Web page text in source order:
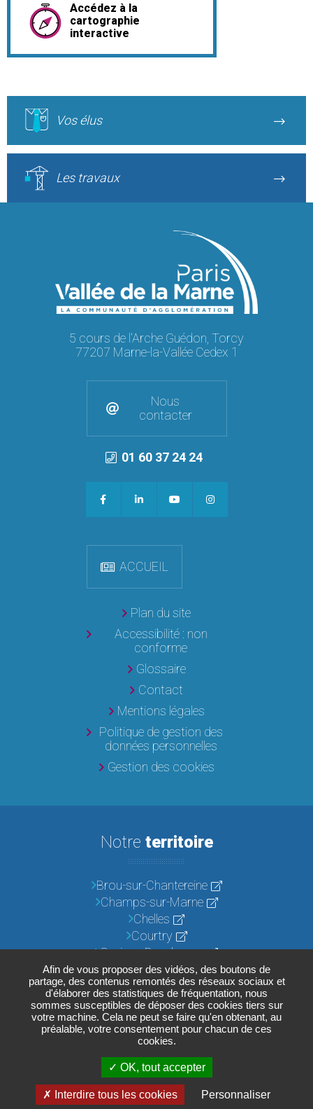
Afin de vous proposer des vidéos, des boutons de
partage, des contenus remontés des réseaux sociaux et
d'élaborer des statistiques de fréquentation, nous
sommes susceptibles de déposer des cookies tiers sur
votre machine. Cela ne peut se faire qu'en obtenant, au
préalable, votre consentement pour chacun de ces
cookies.
OK, tout accepter
Interdire tous les cookies Personnaliser
Accédez à la
cartographie
interactive
Vos élus
Les travaux
5 cours de l'Arche Guédon, Torcy
77207 Marne-la-Vallée Cedex 1
Nous
contacter
01 60 37 24 24
ACCUEIL
Plan du site
Accessibilité : non
conforme
Glossaire
Contact
Mentions légales
Politique de gestion des
données personnelles
Gestion des cookies
Notre territoire
Brou-sur-Chantereine
Champs-sur-Marne
Chelles
Courtry
Croissy-Beaubourg
Emerainville
Lognes
Noisiel
Pontault-Combault
Roissy-en-Brie
Vaires-sur-Marne